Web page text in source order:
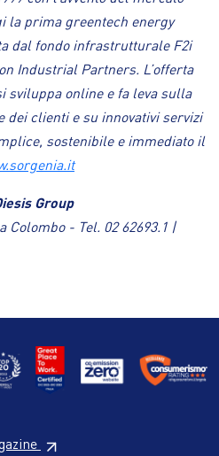
la prima greentech energy
dal fondo infrastrutturale F2i
Industrial Partners. L’offerta
sviluppa online e fa leva sulla
dei clienti e su innovativi servizi
sostenibile e immediato il
Group
Colombo - Tel. 02 62693.1 |